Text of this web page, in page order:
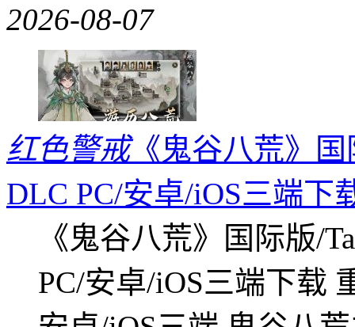
2026-08-07
红色警戒《鬼谷八荒》国
DLC PC/安卓/iOS三端下
《鬼谷八荒》国际版/
PC/安卓/iOS三端下载